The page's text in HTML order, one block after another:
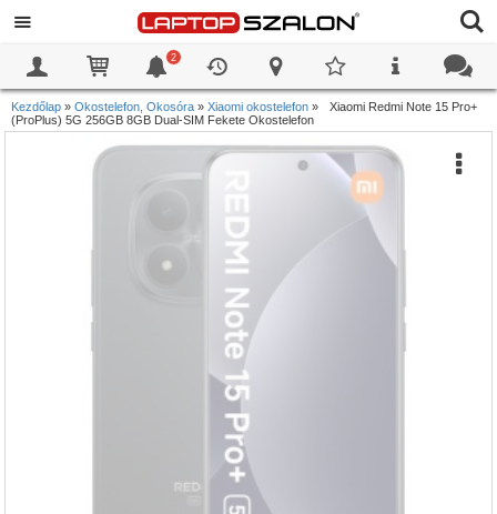
2
Kezdőlap » Okostelefon, Okosóra » Xiaomi okostelefon »
Xiaomi Redmi Note 15 Pro+
(ProPlus) 5G 256GB 8GB Dual-SIM Fekete Okostelefon
0
0